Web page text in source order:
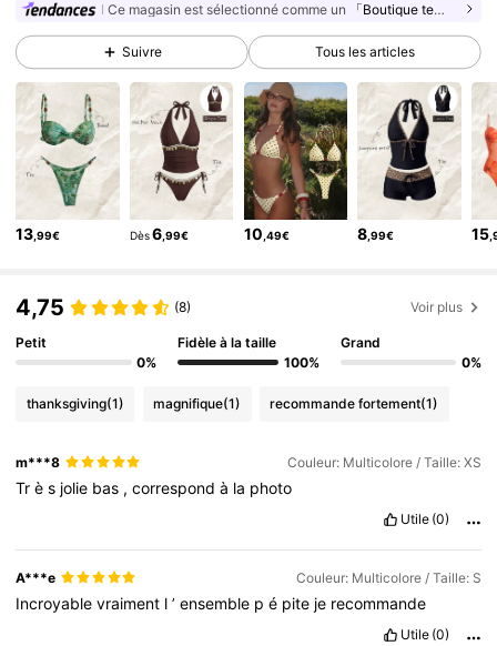
4,64 38K Suiveurs
4,64 38K Suiveurs
38K Suiveurs
4,64 38K Suiveurs
4,64 38K Suiveurs
38K Suiveurs
4,64 38K Suiveurs
Ce magasin est sélectionné comme un 「Boutique tendance」
Suivre Tous les articles
13 ,99€ Dès 6 ,99€ 10 ,49€ 8 ,99€ 15
4,75 (8) Voir plus
Petit
0%
Fidèle à la taille
100%
Grand
0%
thanksgiving(1) magnifique(1) recommande fortement(1)
m***8 Couleur: Multicolore / Taille: XS
Très jolie bas ,correspondà la photo
Utile (0)
A***e Couleur: Multicolore / Taille: S
Incroyablevraiment l’ensemble pé pite je recommande
Utile (0)